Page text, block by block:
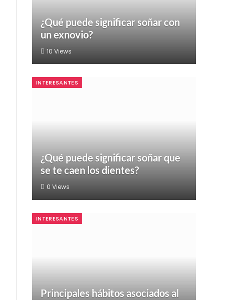
¿Qué puede significar soñar con
un exnovio?
10 Views
INTERESANTES
¿Qué puede significar soñar que
se te caen los dientes?
0 Views
INTERESANTES
Principales hábitos asociados al